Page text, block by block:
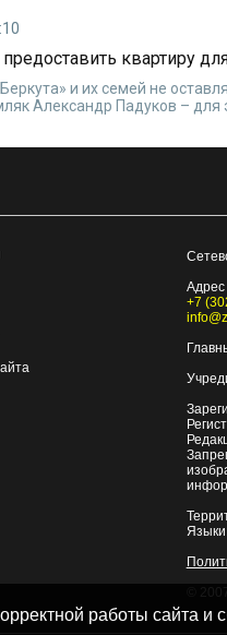
квартиру
и их семей не
Александр Падуков – для
Адрес
+7
работы сайта и